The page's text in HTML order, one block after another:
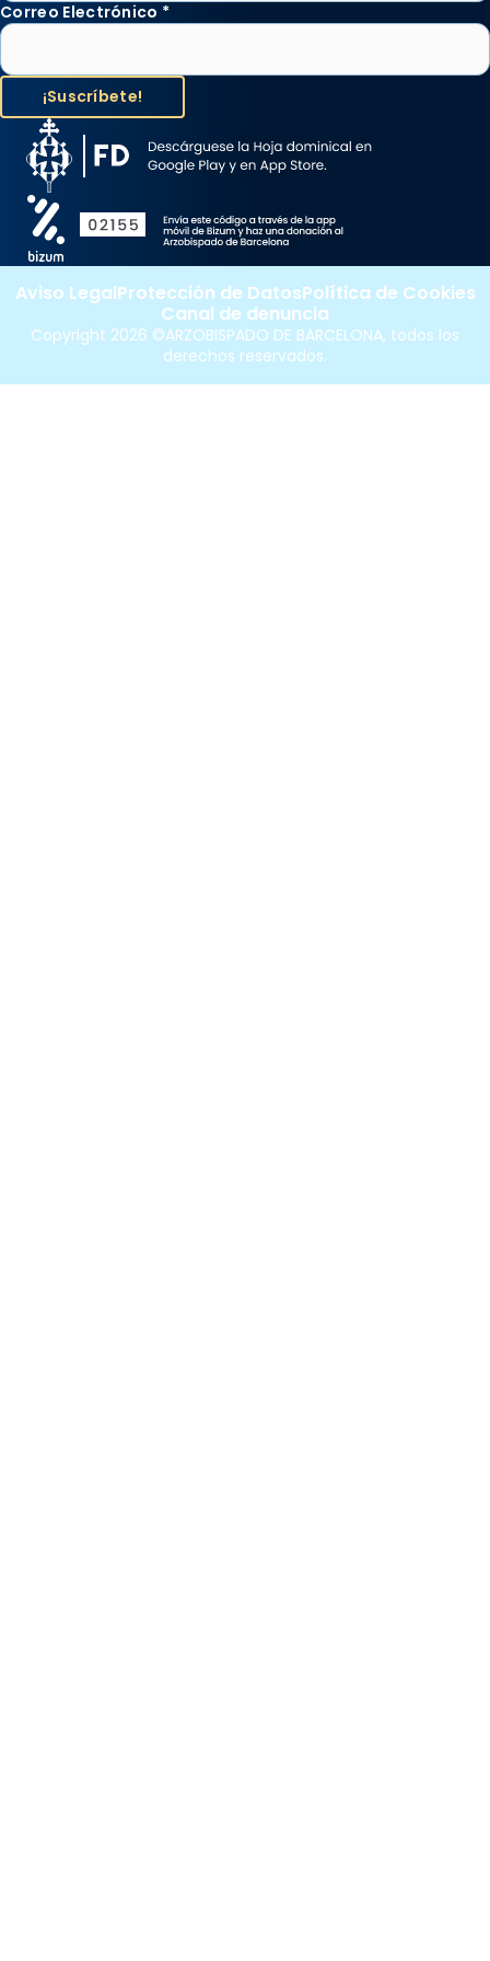
Correo Electrónico *
Copyright 2026 ©ARZOBISPADO DE BARCELONA, todos los
derechos reservados.
Aviso LegalProtección de DatosPolítica de Cookies
Canal de denuncia